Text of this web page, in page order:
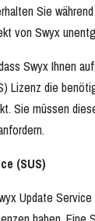
Sie
von Swyx
Swyx Ihnen
Lizenz die
Sie müssen
(SUS)
Update